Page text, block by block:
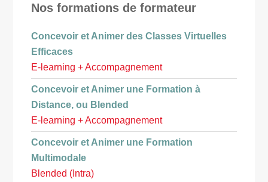
Nos formations de formateur
Concevoir et Animer des Classes Virtuelles
Efficaces
E-learning + Accompagnement
Concevoir et Animer une Formation à
Distance, ou Blended
E-learning + Accompagnement
Concevoir et Animer une Formation
Multimodale
Blended (Intra)